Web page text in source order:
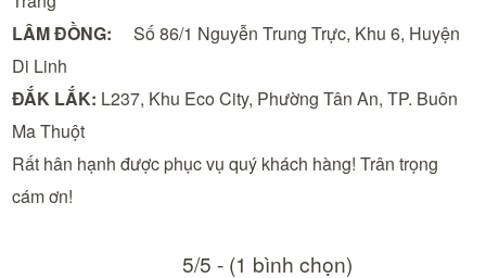
LÂM ĐỒNG:Số 86/1 Nguyễn Trung Trực, Khu 6, Huyện
Di Linh
ĐẮK LẮK: L237, Khu Eco City, Phường Tân An, TP. Buôn
Ma Thuột
Rất hân hạnh được phục vụ quý khách hàng!Trân trọng
cám ơn!
5/5 - (1 bình chọn)